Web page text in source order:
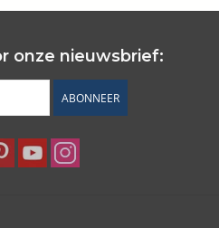
onze nieuwsbrief:
ABONNEER